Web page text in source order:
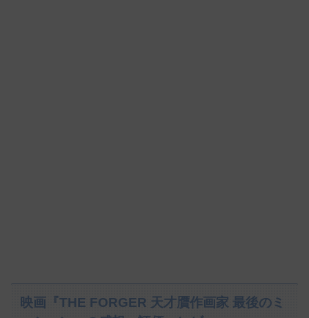
映画『THE FORGER 天才贋作画家 最後のミ